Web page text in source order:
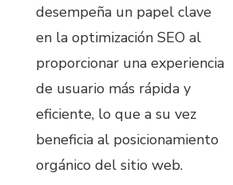
desempeña un papel clave
en la optimización SEO al
proporcionar una experiencia
de usuario más rápida y
eficiente, lo que a su vez
beneficia al posicionamiento
orgánico del sitio web.